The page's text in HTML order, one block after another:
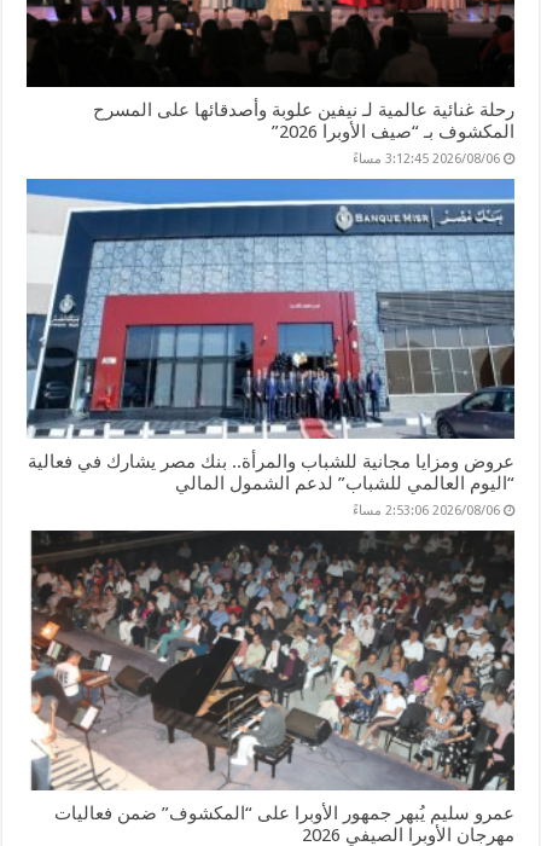
رحلة غنائية عالمية لـ نيفين علوبة وأصدقائها على المسرح
المكشوف بـ “صيف الأوبرا 2026”
2026/08/06 3:12:45 مساءً
عروض ومزايا مجانية للشباب والمرأة.. بنك مصر يشارك في فعالية
“اليوم العالمي للشباب” لدعم الشمول المالي
2026/08/06 2:53:06 مساءً
عمرو سليم يُبهر جمهور الأوبرا على “المكشوف” ضمن فعاليات
مهرجان الأوبرا الصيفي 2026